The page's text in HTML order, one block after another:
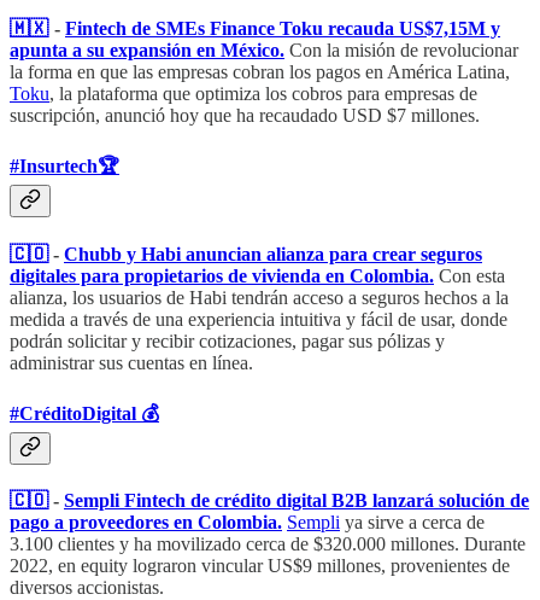
🇲🇽- Fintech de SMEs Finance Toku recauda US$7,15M y
apunta a su expansión en México. Con la misión de revolucionar
la forma en que las empresas cobran los pagos en América Latina,
Toku, la plataforma que optimiza los cobros para empresas de
suscripción, anunció hoy que ha recaudado USD $7 millones.
#Insurtech🏆
🇨🇴- Chubb y Habi anuncian alianza para crear seguros
digitales para propietarios de vivienda en Colombia. Con esta
alianza, los usuarios de Habi tendrán acceso a seguros hechos a la
medida a través de una experiencia intuitiva y fácil de usar, donde
podrán solicitar y recibir cotizaciones, pagar sus pólizas y
administrar sus cuentas en línea.
#CréditoDigital 💰
🇨🇴- Sempli Fintech de crédito digital B2B lanzará solución de
pago a proveedores en Colombia. Sempli ya sirve a cerca de
3.100 clientes y ha movilizado cerca de $320.000 millones. Durante
2022, en equity lograron vincular US$9 millones, provenientes de
diversos accionistas.